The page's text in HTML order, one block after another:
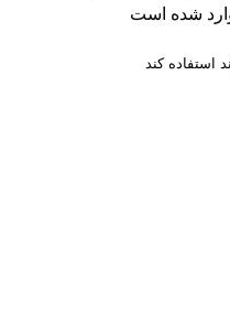
شده است
استفاده کند